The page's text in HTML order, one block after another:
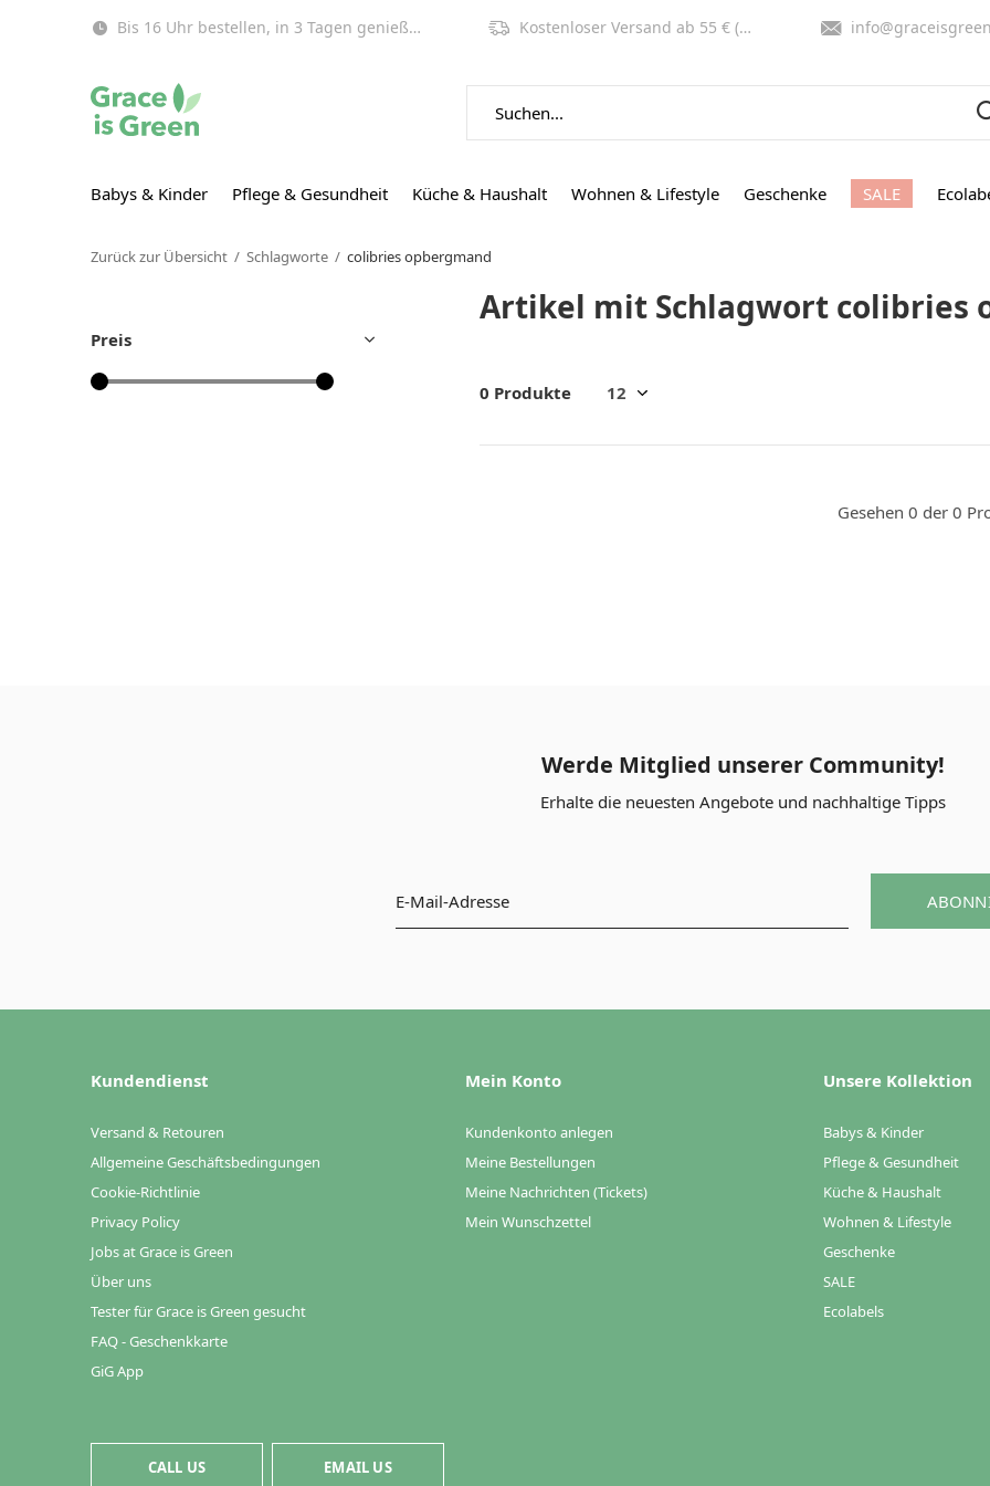
Babys & Kinder Pflege & Gesundheit Küche & Haushalt Wohnen & Lifestyle Geschenke SALE
Bis 16 Uhr bestellen, in 3 Tagen genießen (EU)! Kostenloser Versand ab 55 € (NL, BE) info@graceisgreen.com
Zurück zur Übersicht Schlagworte colibries opbergmand
Artikel mit Schlagwort colibries
0 Produkte
Gesehen 0 der 0
Preis
Werde Mitglied unserer Community!
Erhalte die neuesten Angebote und nachhaltige Tipps
Kundendienst
Versand & Retouren
Allgemeine Geschäftsbedingungen
Cookie-Richtlinie
Privacy Policy
Jobs at Grace is Green
Über uns
Tester für Grace is Green gesucht
FAQ - Geschenkkarte
GiG App
Mein Konto
Kundenkonto anlegen
Meine Bestellungen
Meine Nachrichten (Tickets)
Mein Wunschzettel
Unsere Kollektion
Babys & Kinder
Pflege & Gesundheit
Küche & Haushalt
Wohnen & Lifestyle
Geschenke
SALE
Ecolabels
CALL US EMAIL US